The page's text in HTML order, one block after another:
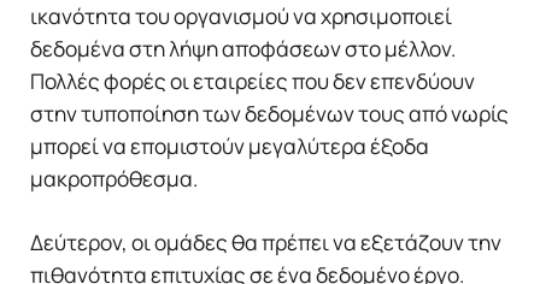
ικανότητα του οργανισμού να χρησιμοποιεί
δεδομένα στη λήψη αποφάσεων στο μέλλον.
Πολλές φορές οι εταιρείες που δεν επενδύουν
στην τυποποίηση των δεδομένων τους από νωρίς
μπορεί να επομιστούν μεγαλύτερα έξοδα
μακροπρόθεσμα.
Δεύτερον, οι ομάδες θα πρέπει να εξετάζουν την
πιθανότητα επιτυχίας σε ένα δεδομένο έργο.